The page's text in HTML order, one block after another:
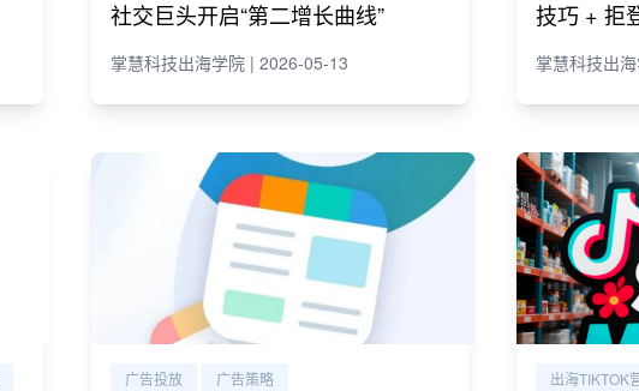
社交巨头开启“第二增长曲线”
掌慧科技出海学院 | 2026-05-13
技巧 + 拒
掌慧科技出
广告投放 广告策略 出海TIKTOK